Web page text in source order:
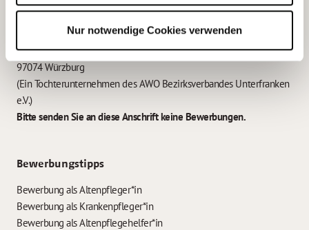
Nur notwendige Cookies verwenden
Betreiber der Webseite
Garitz Bewirtschaftungsbetriebe GmbH
Kantstraße 45a
97074 Würzburg
(Ein Tochterunternehmen des AWO Bezirksverbandes Unterfranken
e.V.)
Bitte senden Sie an diese Anschrift keine Bewerbungen.
Bewerbungstipps
Bewerbung als Altenpfleger*in
Bewerbung als Krankenpfleger*in
Bewerbung als Altenpflegehelfer*in